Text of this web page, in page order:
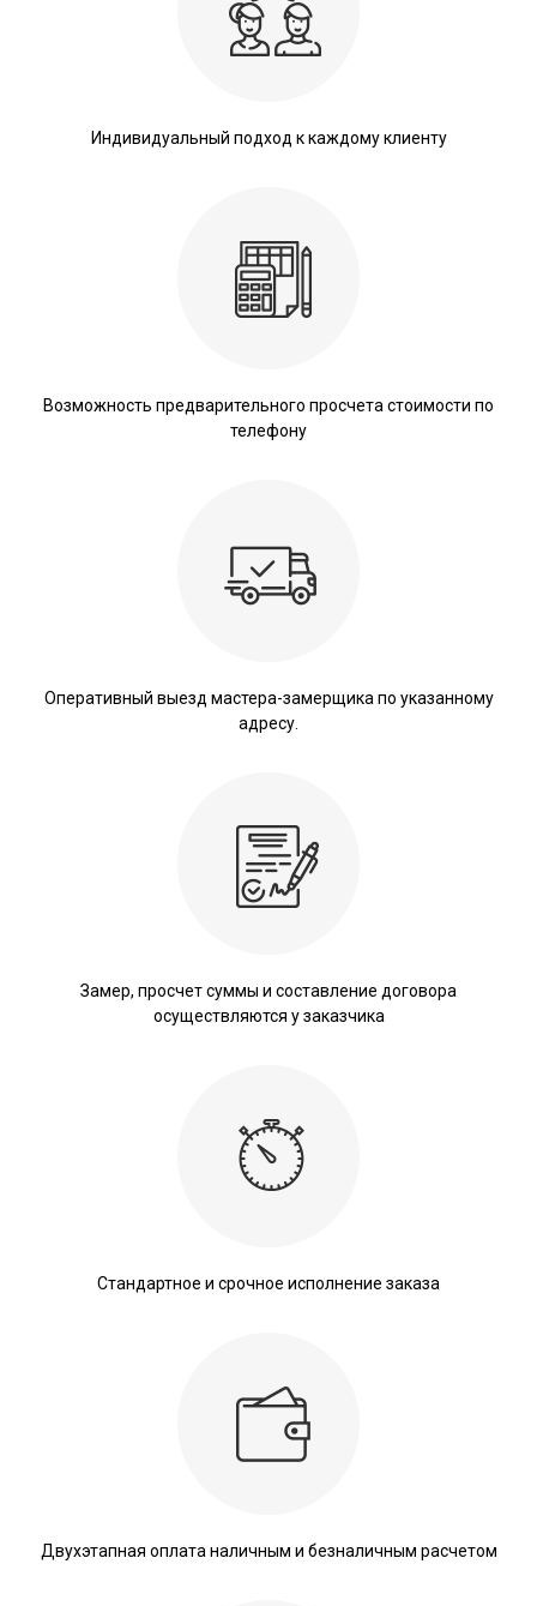
Индивидуальный подход к каждому клиенту
Возможность предварительного просчета стоимости по
телефону
Оперативный выезд мастера-замерщика по указанному
адресу.
Замер, просчет суммы и составление договора
осуществляются у заказчика
Стандартное и срочное исполнение заказа
Двухэтапная оплата наличным и безналичным расчетом